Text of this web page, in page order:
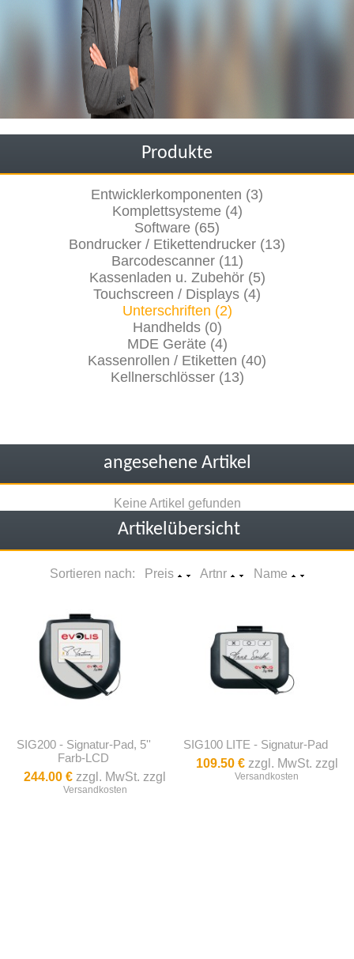
Produkte
Entwicklerkomponenten (3)
Komplettsysteme (4)
Software (65)
Bondrucker / Etikettendrucker (13)
Barcodescanner (11)
Kassenladen u. Zubehör (5)
Touchscreen / Displays (4)
Unterschriften (2)
Handhelds (0)
MDE Geräte (4)
Kassenrollen / Etiketten (40)
Kellnerschlösser (13)
angesehene Artikel
Keine Artikel gefunden
Artikelübersicht
Sortieren nach: Preis Artnr Name
SIG200 - Signatur-Pad, 5''
Farb-LCD
244.00 € zzgl. MwSt. zzgl
Versandkosten
SIG100 LITE - Signatur-Pad
109.50 €zzgl. MwSt. zzgl
Versandkosten